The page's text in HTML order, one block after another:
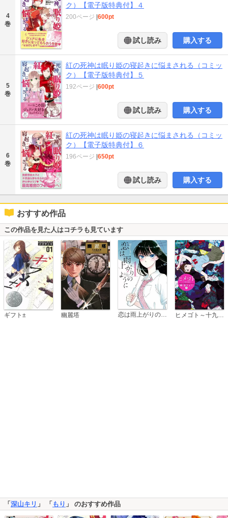
4
巻
ク）【電子版特典付】４
200ページ |600pt
試し読み 購入する
5
巻
紅の死神は眠り姫の寝起きに悩まされる（コミッ
ク）【電子版特典付】５
192ページ |600pt
試し読み 購入する
6
巻
紅の死神は眠り姫の寝起きに悩まされる（コミッ
ク）【電子版特典付】６
196ページ |650pt
試し読み 購入する
おすすめ作品
この作品を見た人はコチラも見ています
ギフト± 幽麗塔 恋は雨上がりのように
「深山キリ 」 「もり 」 のおすすめ作品